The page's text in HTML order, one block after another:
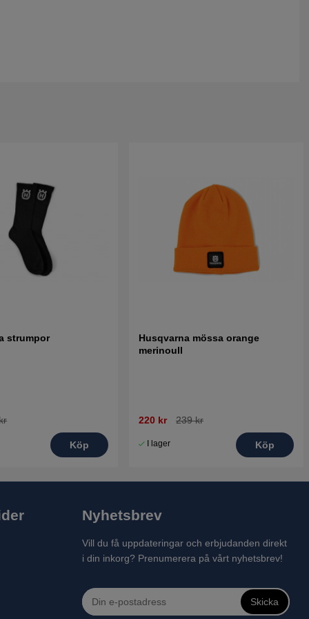
strumpor
Köp
Husqvarna mössa orange
merinoull
220 kr 239 kr
I lager Köp
Nyhetsbrev
Vill du få uppdateringar och erbjudanden direkt
i din inkorg? Prenumerera på vårt nyhetsbrev!
Skicka